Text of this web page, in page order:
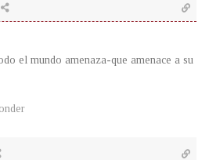
el mundo amenaza-que amenace a su